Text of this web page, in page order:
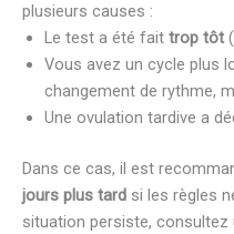
plusieurs causes :
Le test a été fait trop tôt
Vous avez un cycle plus
changement de rythme,
Une ovulation tardive a
Dans ce cas, il est
jours plus tard si les règles
situation persiste, consultez